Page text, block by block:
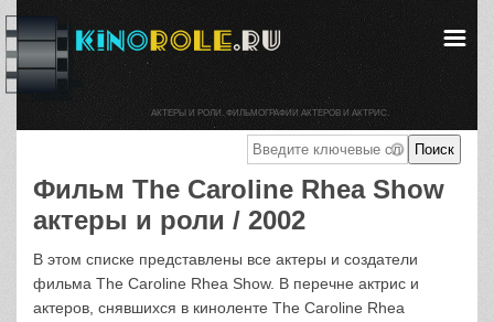
Фильм The Caroline Rhea Show
актеры и роли / 2002
В этом списке представлены все актеры и создатели
фильма The Caroline Rhea Show. В перечне актрис и
актеров, снявшихся в киноленте The Caroline Rhea
АКТЕРЫ И РОЛИ. ФИЛЬМОГРАФИИ АКТЕРОВ И АКТРИС.